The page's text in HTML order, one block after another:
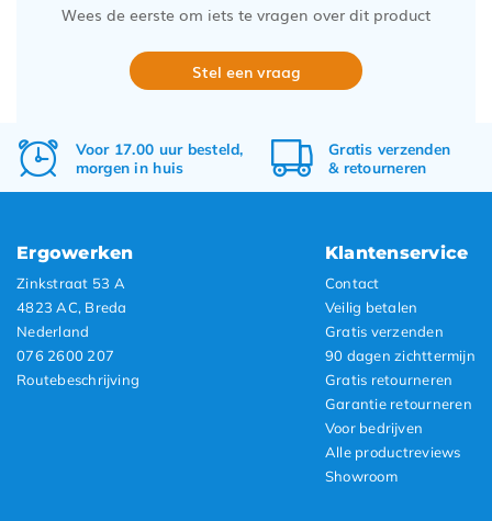
Wees de eerste om iets te vragen over dit product
Stel een vraag
Voor 17.00 uur besteld,
morgen in huis
Gratis verzenden
& retourneren
Ergowerken
Zinkstraat 53 A
4823 AC, Breda
Nederland
076 2600 207
Routebeschrijving
Klantenservice
Contact
Veilig betalen
Gratis verzenden
90 dagen zichttermijn
Gratis retourneren
Garantie retourneren
Voor bedrijven
Alle productreviews
Showroom